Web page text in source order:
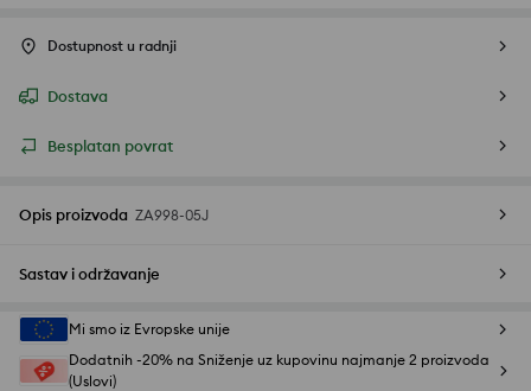
Dostupnost u radnji
Dostava
Besplatan povrat
Opis proizvoda ZA998-05J
Sastav i održavanje
Mi smo iz Evropske unije
Dodatnih -20% na Sniženje uz kupovinu najmanje 2 proizvoda
(Uslovi)